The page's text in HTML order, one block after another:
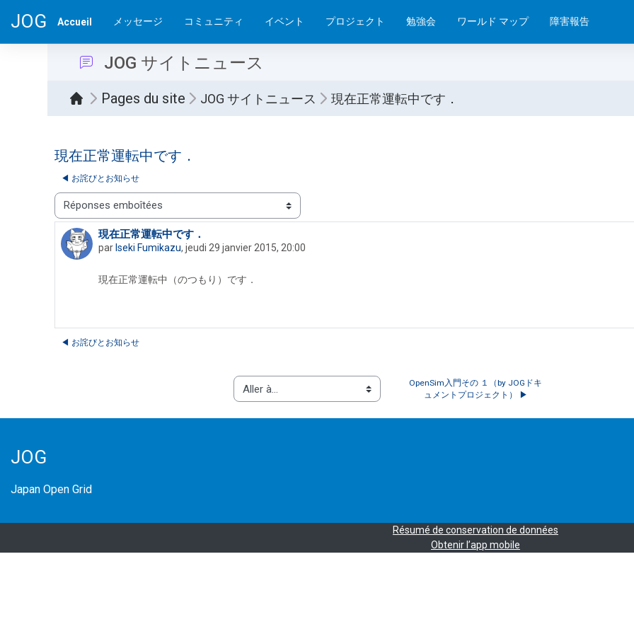
JOG Accueil メッセージ コミュニティ イベント プロジェクト 勉強会 ワールド マップ 障害報告
JOG サイトニュース
Pages du site JOG サイトニュース 現在正常運転中です．
現在正常運転中です．
◀︎ お詫びとお知らせ
Type d’affichage
現在正常運転中です．
parIseki Fumikazu, jeudi 29 janvier 2015, 20:00
Nombre de réponses : 0
現在正常運転中（のつもり）です．
◀︎ お詫びとお知らせ
Aller à…
OpenSim入門その １（by JOGドキ
ュメントプロジェクト） ▶︎
JOG
Japan Open Grid
Résumé de conservation de données
Obtenir l’app mobile